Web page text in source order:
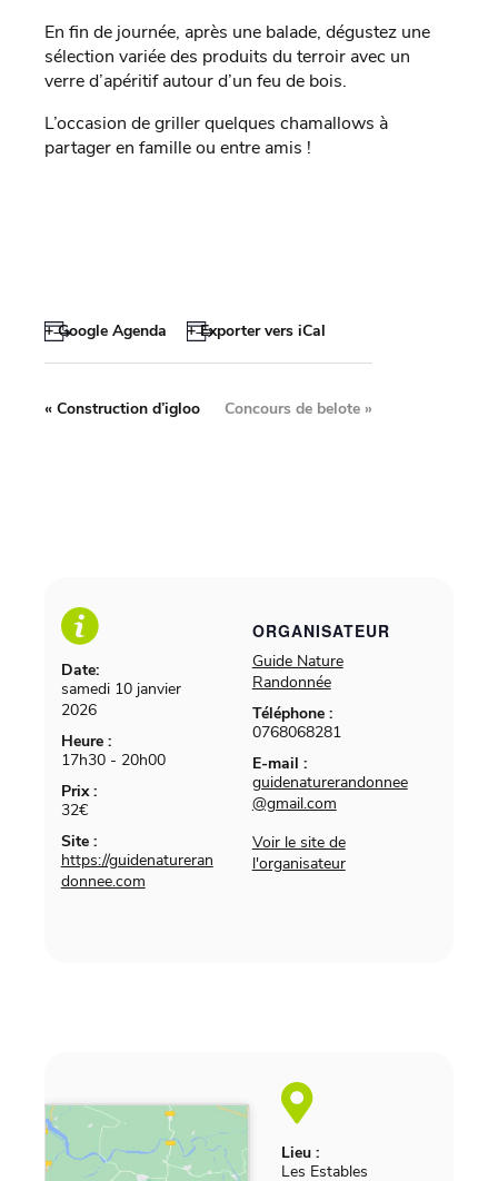
En fin de journée, après une balade, dégustez une
sélection variée des produits du terroir avec un
verre d’apéritif autour d’un feu de bois.
L’occasion de griller quelques chamallows à
partager en famille ou entre amis !
+ Google Agenda + Exporter vers iCal
Date:
samedi 10 janvier
2026
Heure :
17h30 - 20h00
Prix :
32€
Site :
https://guidenatureran
donnee.com
ORGANISATEUR
Guide Nature
Randonnée
Téléphone :
0768068281
E-mail :
guidenaturerandonnee
@gmail.com
Voir le site de
l'organisateur
Lieu :
Les Estables
« Construction d’igloo Concours de belote »